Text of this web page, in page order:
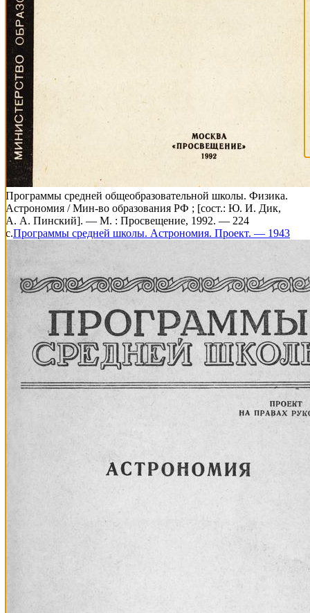
Программы средней общеобразовательной школы. Физика.
Астрономия / Мин-во образования РФ ; [сост.: Ю. И. Дик,
А. А. Пинский]. — М. : Просвещение, 1992. — 224
с.Программы средней школы. Астрономия. Проект. — 1943